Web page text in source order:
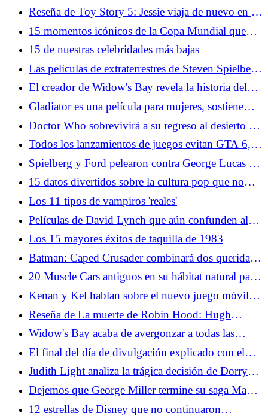
Reseña de Toy Story 5: Jessie viaja de nuevo en la
clásica aventura de Pixar
15 momentos icónicos de la Copa Mundial que
incluso los no fanáticos del fútbol deberían
conocer
15 de nuestras celebridades más bajas
Las películas de extraterrestres de Steven Spielberg
son realmente toda una vida contándonos sus
sueños y miedos
El creador de Widow's Bay revela la historia del
origen del programa
Gladiator es una película para mujeres, sostiene
Russell Crowe
Doctor Who sobrevivirá a su regreso al desierto (y
será mejor por ello)
Todos los lanzamientos de juegos evitan GTA 6,
excepto dos gigantes de la cultura pop
Spielberg y Ford pelearon contra George Lucas en
la peor secuela de Indiana Jones (y perdieron)
15 datos divertidos sobre la cultura pop que no
aprendiste en la escuela
Los 11 tipos de vampiros 'reales'
Películas de David Lynch que aún confunden al
público
Los 15 mayores éxitos de taquilla de 1983
Batman: Caped Crusader combinará dos queridas
historias de Batman en la temporada 2
20 Muscle Cars antiguos en su hábitat natural para
todos los amantes de los engranajes
Kenan y Kel hablan sobre el nuevo juego móvil
Fizzy y la expansión de su marca
Reseña de La muerte de Robin Hood: Hugh
Jackman lidera una elegía maravillosamente brutal
Widow's Bay acaba de avergonzar a todas las
últimas chicas
El final del día de divulgación explicado con el
guionista
Judith Light analiza la trágica decisión de Dorry
sobre El terror: el diablo de plata
Dejemos que George Miller termine su saga Mad
Max
12 estrellas de Disney que no continuaron